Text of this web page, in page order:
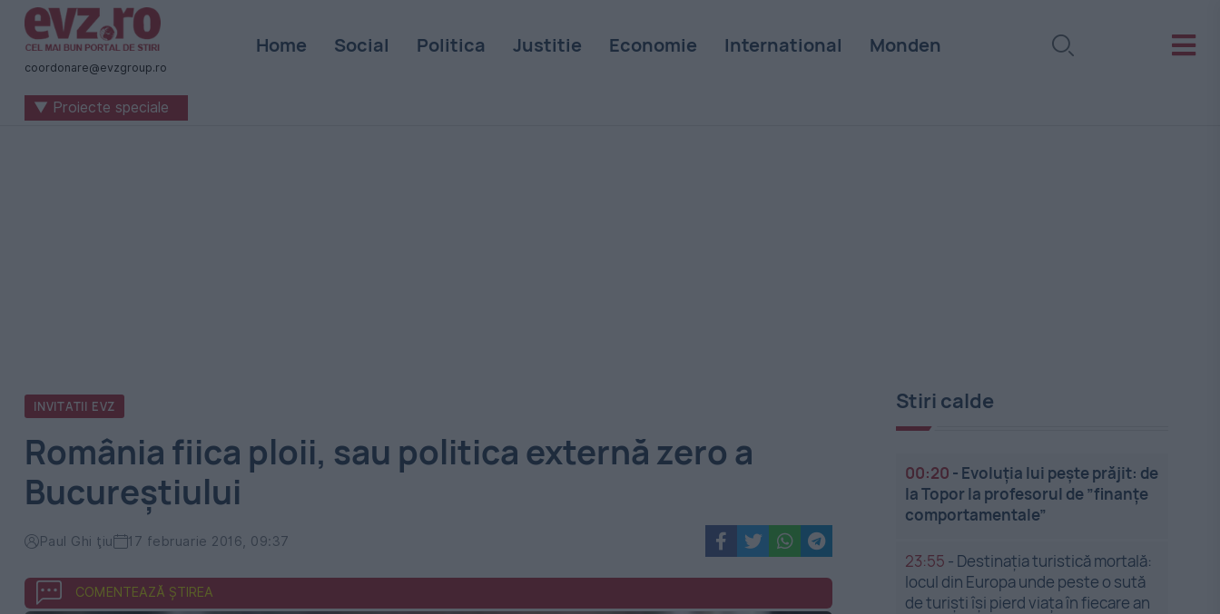
Știri
naționale
internaționale
coordonare@evzgroup.ro
Home Social Politica Justitie Economie International Monden
▼ Proiecte speciale
INVITATII EVZ
România fiica ploii, sau politica externă zero a
Bucureştiului
Paul Ghi ţiu 17 februarie 2016, 09:37
COMENTEAZĂ ȘTIREA
Stiri calde
00:20 - Evoluția lui pește prăjit: de
la Topor la profesorul de ”finanțe
comportamentale”
23:55 - Destinația turistică mortală:
locul din Europa unde peste o sută
de turiști își pierd viața în fiecare an